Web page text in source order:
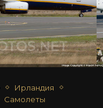
Ирландия
Самолеты